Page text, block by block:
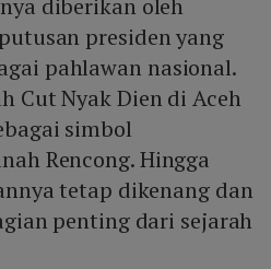
diberikan oleh
presiden yang
pahlawan nasional.
Cut Nyak Dien di Aceh
simbol
Rencong. Hingga
tetap dikenang dan
penting dari sejarah